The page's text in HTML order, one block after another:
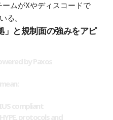
ムがXやディスコードで
る。
」と規制面の強みをアピ